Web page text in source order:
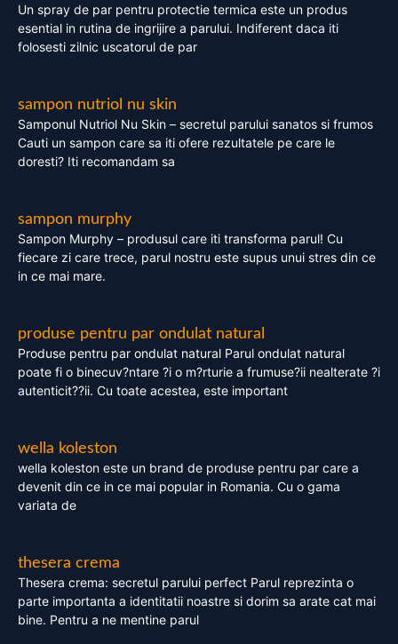
Un spray de par pentru protectie termica este un produs
esential in rutina de ingrijire a parului. Indiferent daca iti
folosesti zilnic uscatorul de par
sampon nutriol nu skin
Samponul Nutriol Nu Skin – secretul parului sanatos si frumos
Cauti un sampon care sa iti ofere rezultatele pe care le
doresti? Iti recomandam sa
sampon murphy
Sampon Murphy – produsul care iti transforma parul! Cu
fiecare zi care trece, parul nostru este supus unui stres din ce
in ce mai mare.
produse pentru par ondulat natural
Produse pentru par ondulat natural Parul ondulat natural
poate fi o binecuv?ntare ?i o m?rturie a frumuse?ii nealterate ?i
autenticit??ii. Cu toate acestea, este important
wella koleston
wella koleston este un brand de produse pentru par care a
devenit din ce in ce mai popular in Romania. Cu o gama
variata de
thesera crema
Thesera crema: secretul parului perfect Parul reprezinta o
parte importanta a identitatii noastre si dorim sa arate cat mai
bine. Pentru a ne mentine parul